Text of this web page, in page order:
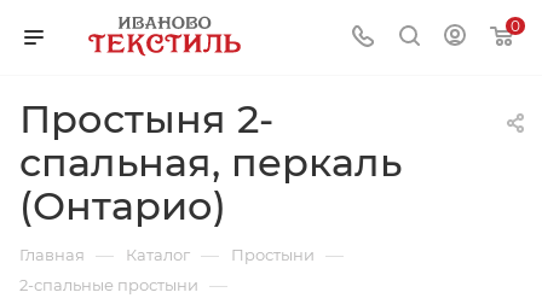
0
Простыня 2-
спальная, перкаль
(Онтарио)
Главная — Каталог — Простыни —
2-спальные простыни —